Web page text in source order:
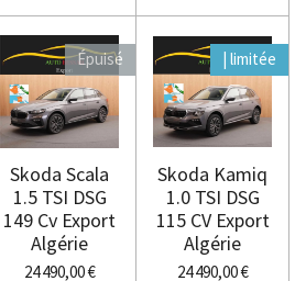
Épuisé
Skoda Scala
1.5 TSI DSG
149 Cv Export
Algérie
24 490,00 €
| limitée
Skoda Kamiq
1.0 TSI DSG
115 CV Export
Algérie
24 490,00 €